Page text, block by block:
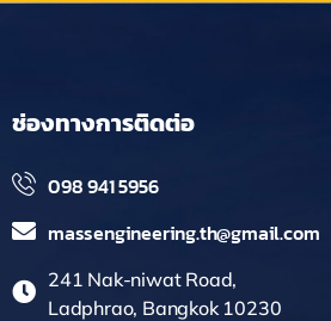
ช่องทางการติดต่อ
098 941 5956
massengineering.th@gmail.com
241 Nak-niwat Road,
Ladphrao, Bangkok 10230